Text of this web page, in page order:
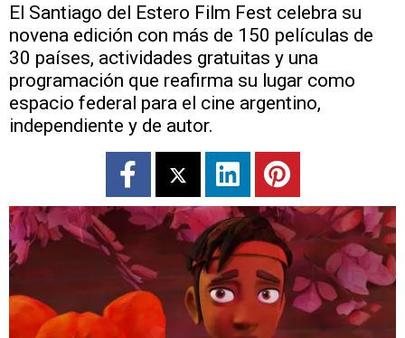
El Santiago del Estero Film Fest celebra su
novena edición con más de 150 películas de
30 países, actividades gratuitas y una
programación que reafirma su lugar como
espacio federal para el cine argentino,
independiente y de autor.